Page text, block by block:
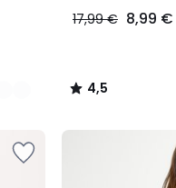
17,99 € 8,99 €
4,5
/